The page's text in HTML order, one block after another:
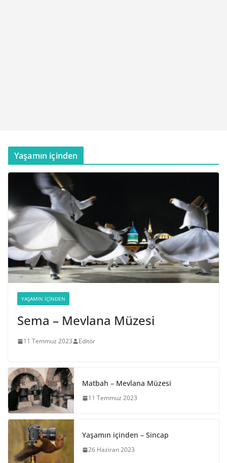
Yaşamın içinden
YAŞAMIN İÇINDEN
Sema – Mevlana Müzesi
11 Temmuz 2023 Editör
Matbah – Mevlana Müzesi
11 Temmuz 2023
Yaşamın içinden – Sincap
26 Haziran 2023